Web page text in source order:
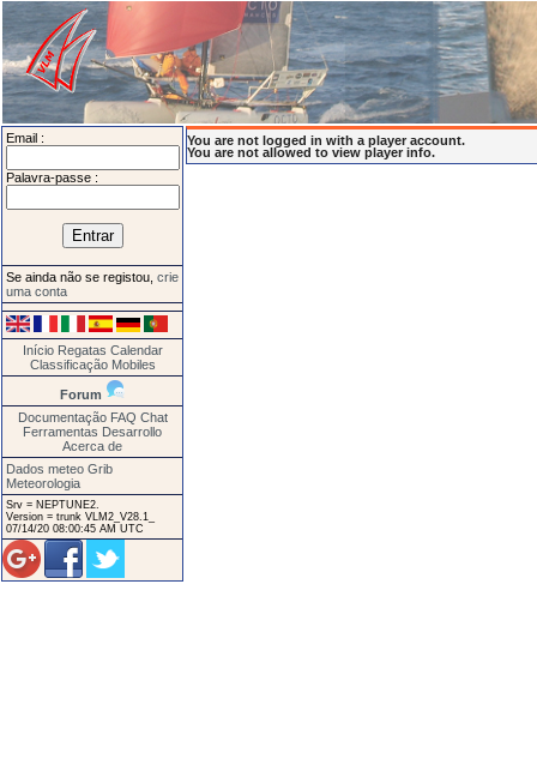
Email :
Palavra-passe :
Se ainda não se registou, crie
uma conta
Início Regatas Calendar
Classificação Mobiles
Forum
Documentação FAQ Chat
Ferramentas Desarrollo
Acerca de
Dados meteo Grib
Meteorologia
Srv = NEPTUNE2.
Version = trunk VLM2_V28.1_
07/14/20 08:00:45 AM UTC
You are not logged in with a player account.
You are not allowed to view player info.